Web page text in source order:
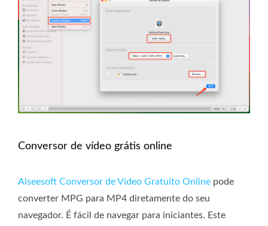
Conversor de vídeo grátis online
Aiseesoft Conversor de Vídeo Gratuito Online pode
converter MPG para MP4 diretamente do seu
navegador. É fácil de navegar para iniciantes. Este